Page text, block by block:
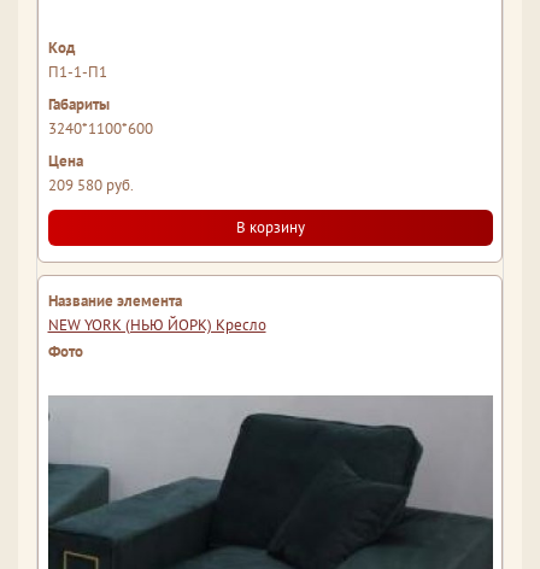
П1-1-П1
3240*1100*600
209 580 руб.
В корзину
NEW YORK (НЬЮ ЙОРК) Кресло